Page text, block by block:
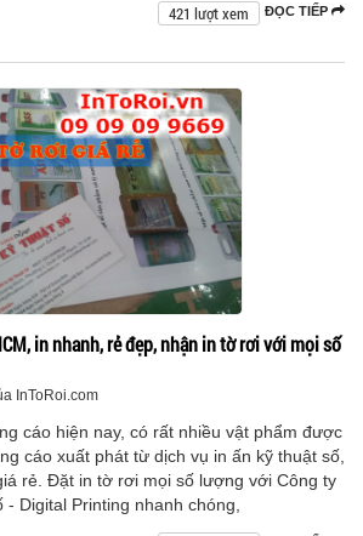
ĐỌC TIẾP
421 lượt xem
in nhanh, rẻ đẹp, nhận in tờ rơi với mọi số
InToRoi.com
cáo hiện nay, có rất nhiều vật phẩm được
cáo xuất phát từ dịch vụ in ấn kỹ thuật số,
rẻ. Đặt in tờ rơi mọi số lượng với Công ty
Digital Printing nhanh chóng,